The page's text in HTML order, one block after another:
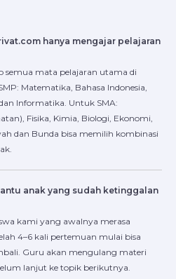
hanya mengajar pelajaran
semua mata pelajaran utama di
Matematika, Bahasa Indonesia,
Informatika. Untuk SMA:
Fisika, Kimia, Biologi, Ekonomi,
dan Bunda bisa memilih kombinasi
anak yang sudah ketinggalan
kami yang awalnya merasa
4–6 kali pertemuan mulai bisa
Guru akan mengulang materi
lanjut ke topik berikutnya.